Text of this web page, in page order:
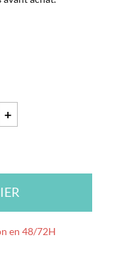
+
en 48/72H